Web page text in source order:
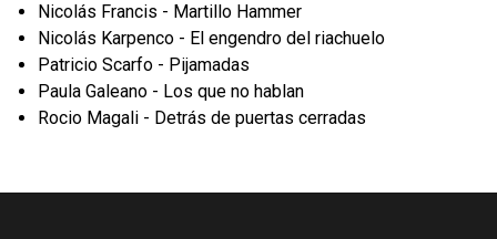
Nicolás Francis - Martillo Hammer
Nicolás Karpenco - El engendro del riachuelo
Patricio Scarfo - Pijamadas
Paula Galeano - Los que no hablan
Rocio Magali - Detrás de puertas cerradas